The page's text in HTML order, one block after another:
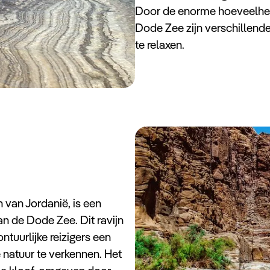
Door de enorme
Dode Zee zijn
te relaxen.
Jordanië, is een
de Dode Zee. Dit ravijn
reizigers een
te verkennen. Het